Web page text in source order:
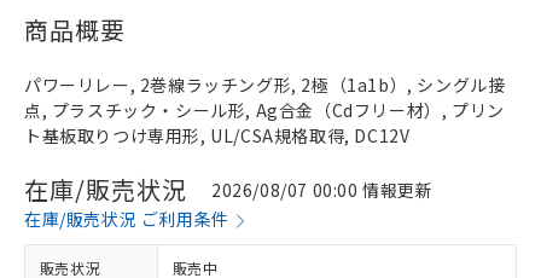
商品概要
パワーリレー, 2巻線ラッチング形, 2極（1a1b）, シングル接
点, プラスチック・シール形, Ag合金（Cdフリー材）, プリン
ト基板取りつけ専用形, UL/CSA規格取得, DC12V
在庫/販売状況
2026/08/07 00:00 情報更新
在庫/販売状況 ご利用条件
販売状況 販売中